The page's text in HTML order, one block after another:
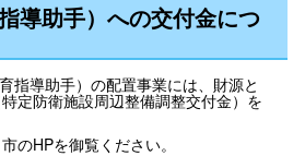
導助手）への交付金につ
指導助手）の配置事業には、財源と
定防衛施設周辺整備調整交付金）を
のHPを御覧ください。